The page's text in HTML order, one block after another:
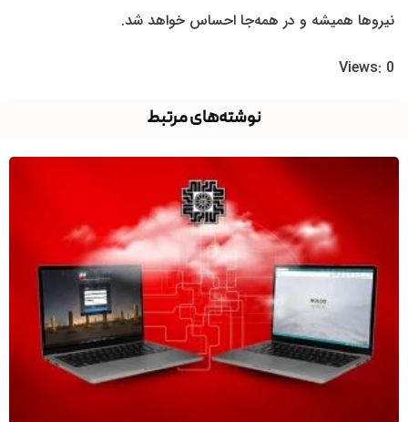
نیروها همیشه و در همه‌جا احساس خواهد شد.
Views: 0
نوشته‌های مرتبط